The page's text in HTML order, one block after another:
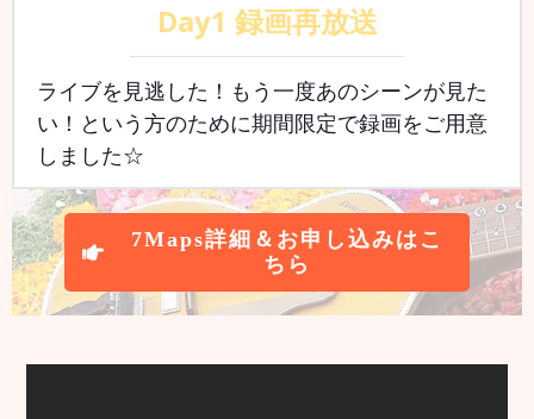
Day1 録画再放送
ライブを見逃した！もう一度あのシーンが見た
い！という方のために期間限定で録画をご用意
しました☆
7Maps詳細＆お申し込みはこ
ちら